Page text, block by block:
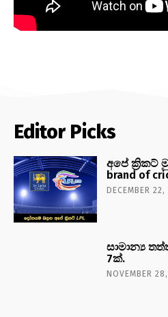
Editor Picks
අපේ ක්‍රිකට්
brand of
DECEMBER 22,
සාමාන්‍ය
7ක්.
NOVEMBER